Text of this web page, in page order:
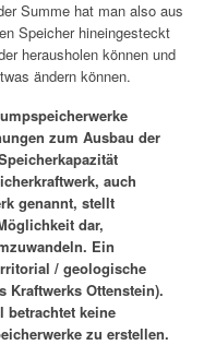
Summe hat man also aus
Speicher hineingesteckt
herausholen können und
ändern können.
zum Ausbau der
auch
genannt, stellt
dar,
Ein
/ geologische
Kraftwerks Ottenstein).
betrachtet keine
zu erstellen.